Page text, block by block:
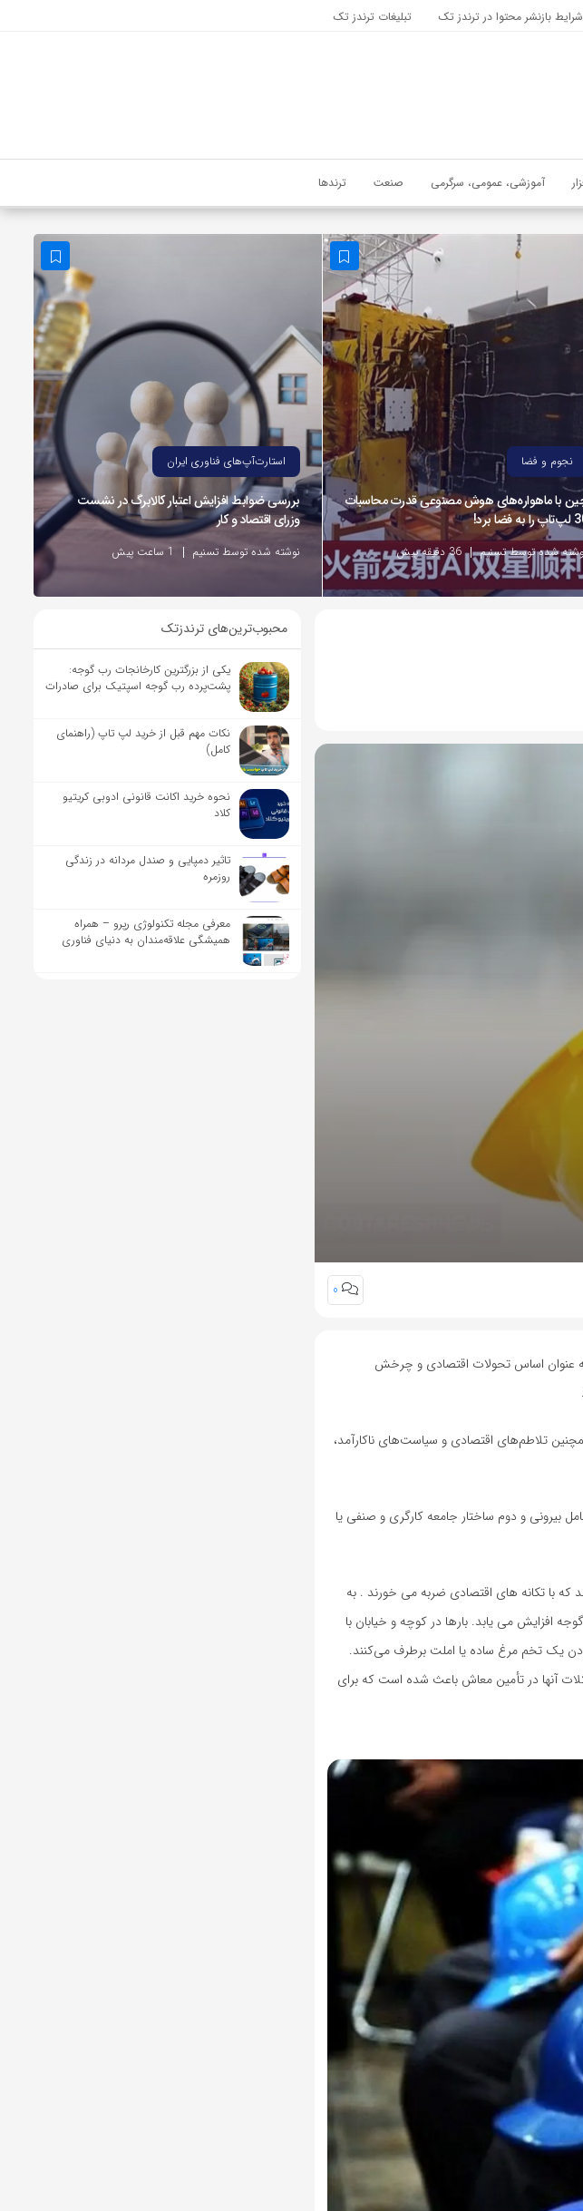
شرایط بازنشر محتوا در ترندز تک تبلیغات ترندز تک
آموزشی، عمومی، سرگرمی صنعت ترندها
نجوم و فضا
با ماهواره‌های هوش مصنوعی قدرت محاسبات
فضا برد!
شده توسط تسنیم 36 دقیقه پیش
استارت‌آپ‌های فناوری ایران
بررسی ضوابط افزایش اعتبار کالابرگ در نشست
وزرای اقتصاد و کار
نوشته شده توسط تسنیم 1 ساعت پیش
0
به عنوان اساس تحولات اقتصادی و چرخش
تلاطم‌های اقتصادی و سیاست‌های ناکارآمد،
بیرونی و دوم ساختار جامعه کارگری و صنفی یا
که با تکانه های اقتصادی ضربه می خورند . به
افزایش می یابد. بارها در کوچه و خیابان با
یک تخم مرغ ساده یا املت برطرف می‌کنند.
آنها در تأمین معاش باعث شده است که برای
محبوب‌ترین‌های ترندزتک
یکی از بزرگترین کارخانجات رب گوجه:
پشت‌پرده رب گوجه اسپتیک برای صادرات
نکات مهم قبل از خرید لپ تاپ (راهنمای
کامل)
نحوه خرید اکانت قانونی ادوبی کریتیو
کلاد
تاثیر دمپایی و صندل مردانه در زندگی
روزمره
معرفی مجله تکنولوژی رپرو – همراه
همیشگی علاقه‌مندان به دنیای فناوری